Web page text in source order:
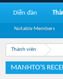
Thành viên
MANHTO'S
Diễn đàn
Notable Members